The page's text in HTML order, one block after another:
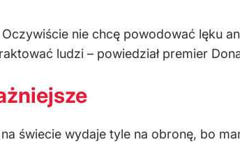
nie chcę powodować lęku
ludzi – powiedział premier
świecie wydaje tyle na obronę, bo